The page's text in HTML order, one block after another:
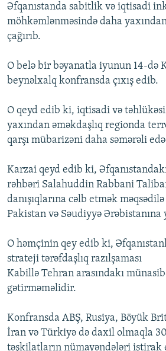
ARAŞDIRMA
MULTIMEDIA
FOTOQALEREYA
KARIKATURA
OXU ZALI
İSLAM VƏ DEMOKRATIYA
İZ - MƏDƏNIYYƏT PROQRAMI
HAQQIMIZDA
PEŞƏ ETIKASI VƏ JURNALISTIKA
MATERIALLARIMIZDAN ISTIFADƏ
BIZIMLƏ ƏLAQƏ
XƏBƏR BÜLLETENLƏRIMIZ
BIZI IZLƏ
RFE/RL-in bütün saytları
Əfqanıstanda sabitlik və iqtisadi
möhkəmlənməsində daha
çağırıb.
O belə bir bəyanatla iyunun 14-də
beynəlxalq konfransda çıxış edib.
O qeyd edib ki, iqtisadi və
yaxından əməkdaşlıq regionda
qarşı mübarizəni daha səmərəli
Karzai qeyd edib ki,
rəhbəri Salahuddin Rabbani
danışıqlarına cəlb etmək
Pakistan və Səudiyyə Ərəbistanına
O həmçinin qey edib ki,
strateji tərəfdaşlıq razılşaması
Kabillə Tehran arasındakı
gətirməməlidir.
Konfransda ABŞ, Rusiya, Böyük
İran və Türkiyə də daxil olmaqla
təşkilatların nümayəndələri iştirak